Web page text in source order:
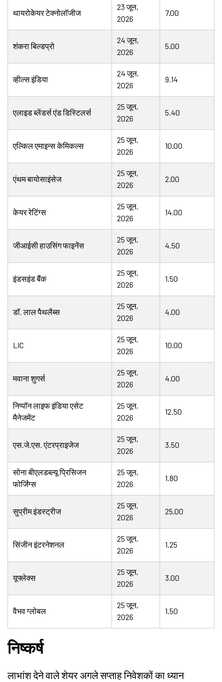
थायरोकेयर टेक्नोलॉजीज
23 जून,
2026
7.00
शंकरा बिल्डप्रो
24 जून,
2026
5.00
व्हील्स इंडिया
24 जून,
2026
9.14
एलाइड ब्लेंडर्स एंड डिस्टिलर्स
25 जून,
2026
5.40
एल्किल एमाइन्स केमिकल्स
25 जून,
2026
10.00
एंथम बायोसाइंसेज
25 जून,
2026
2.00
केयर रेटिंग्स
25 जून,
2026
14.00
जीआईसी हाउसिंग फाइनेंस
25 जून,
2026
4.50
इंडसइंड बैंक
25 जून,
2026
1.50
डॉ. लाल पैथलैब्स
25 जून,
2026
4.00
LIC
25 जून,
2026
10.00
मवाना शुगर्स
25 जून,
2026
4.00
निप्पॉन लाइफ इंडिया एसेट
मैनेजमेंट
25 जून,
2026
12.50
एस.जे.एस. एंटरप्राइजेज
25 जून,
2026
3.50
सोना बीएलडब्ल्यू प्रिसिजन
फोर्जिंग्स
25 जून,
2026
1.80
सुप्रीम इंडस्ट्रीज
25 जून,
2026
25.00
सिंजीन इंटरनेशनल
25 जून,
2026
1.25
यूफ्लेक्स
25 जून,
2026
3.00
वैभव ग्लोबल
25 जून,
2026
1.50
निष्कर्ष
लाभांश देने वाले शेयर अगले सप्ताह निवेशकों का ध्यान